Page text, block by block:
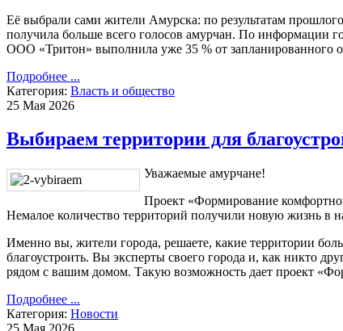
Её выбрали сами жители Амурска: по результатам
получила больше всего голосов амурчан. По информации
ООО «Тритон» выполнила уже 35 % от запланированного
Подробнее ...
Категория: Власть и общество
25 Мая 2026
Выбираем территории для
Уважаемые амурчане!
Проект «Формирование
Немалое количество территорий получили новую жизнь в
Именно вы, жители города, решаете, какие территории
благоустроить. Вы эксперты своего города и, как никто
рядом с вашим домом. Такую возможность дает проект
Подробнее ...
Категория: Новости